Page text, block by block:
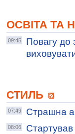
ОСВІТА ТА
09:45
Повагу до
СТИЛЬ
07:49 Страшна
08:06